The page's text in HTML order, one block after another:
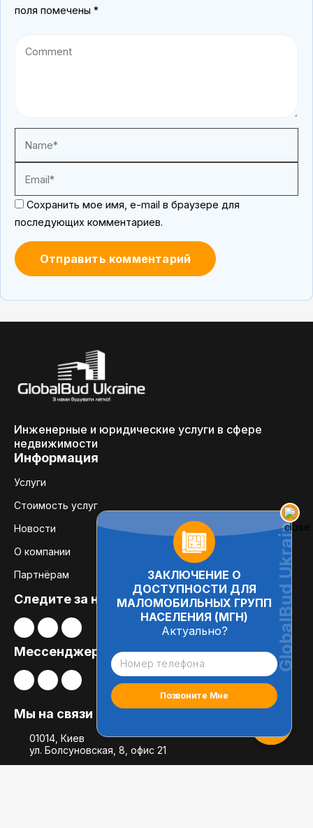
поля помечены *
Сохранить мое имя, e-mail в браузере для
последующих комментариев.
ЗАКЛЮЧЕНИЕ О
ДОСТУПНОСТИ ДЛЯ
МАЛОМОБИЛЬНЫХ ГРУПП
НАСЕЛЕНИЯ (МГН)
Актуально?
Инженерные и юридические услуги в сфере
недвижимости
Информация
Услуги
Стоимость услуг
Новости
О компании
Партнёрам
Следите за нами:
Мессенджеры
Мы на связи
01014, Киев
ул. Болсуновская, 8, офис 21